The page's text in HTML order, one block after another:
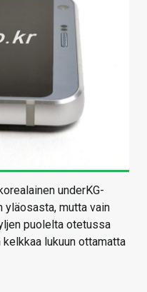
underKG-
yläosasta, mutta vain
puolelta otetussa
lukuun ottamatta